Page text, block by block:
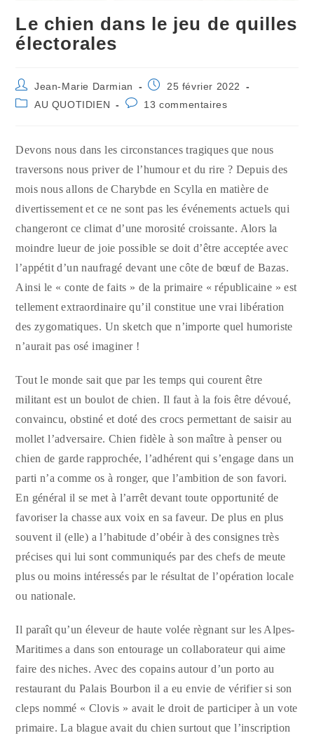
Le chien dans le jeu de quilles
électorales
Auteur/autrice
de
la
Jean-Marie Darmian
Publication
25 février 2022
PostAU QUOTIDIEN
Commentaires
13 commentaires
Devons nous dans les circonstances tragiques que nous
traversons nous priver de l’humour et du rire ? Depuis des
mois nous allons de Charybde en Scylla en matière de
divertissement et ce ne sont pas les événements actuels qui
changeront ce climat d’une morosité croissante. Alors la
moindre lueur de joie possible se doit d’être acceptée avec
l’appétit d’un naufragé devant une côte de bœuf de Bazas.
Ainsi le « conte de faits » de la primaire « républicaine » est
tellement extraordinaire qu’il constitue une vrai libération
des zygomatiques. Un sketch que n’importe quel humoriste
n’aurait pas osé imaginer !
Tout le monde sait que par les temps qui courent être
militant est un boulot de chien. Il faut à la fois être dévoué,
convaincu, obstiné et doté des crocs permettant de saisir au
mollet l’adversaire. Chien fidèle à son maître à penser ou
chien de garde rapprochée, l’adhérent qui s’engage dans un
parti n’a comme os à ronger, que l’ambition de son favori.
En général il se met à l’arrêt devant toute opportunité de
favoriser la chasse aux voix en sa faveur. De plus en plus
souvent il (elle) a l’habitude d’obéir à des consignes très
précises qui lui sont communiqués par des chefs de meute
plus ou moins intéressés par le résultat de l’opération locale
ou nationale.
Il paraît qu’un éleveur de haute volée règnant sur les Alpes-
Maritimes a dans son entourage un collaborateur qui aime
faire des niches. Avec des copains autour d’un porto au
restaurant du Palais Bourbon il a eu envie de vérifier si son
cleps nommé « Clovis » avait le droit de participer à un vote
primaire. La blague avait du chien surtout que l’inscription